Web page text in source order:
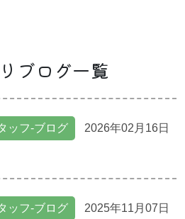
ブログ一覧
ッフ-ブログ
2026年02月16日
ッフ-ブログ
2025年11月07日